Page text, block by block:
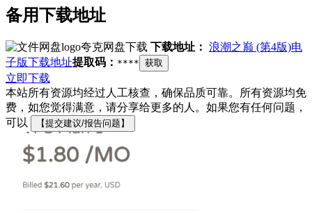
备用下载地址
夸克网盘下载 下载地址： 浪潮之巅 (第4版)电
子版下载地址提取码： **** 获取
立即下载
本站所有资源均经过人工核查，确保品质可靠。所有资源均免
费，如您觉得满意，请分享给更多的人。如果您有任何问题，
可以
【提交建议/报告问题】